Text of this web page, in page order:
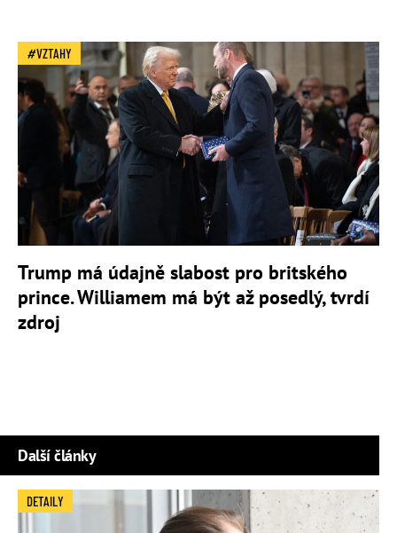
VZTAHY
Trump má údajně slabost pro britského
prince. Williamem má být až posedlý, tvrdí
zdroj
Další články
DETAILY